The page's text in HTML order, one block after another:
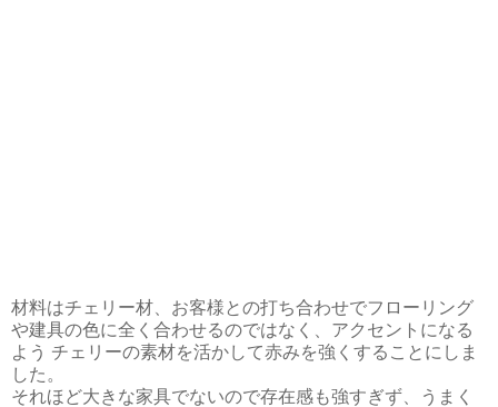
材料はチェリー材、お客様との打ち合わせでフローリング
や建具の色に全く合わせるのではなく、アクセントになる
よう チェリーの素材を活かして赤みを強くすることにしま
した。
それほど大きな家具でないので存在感も強すぎず、うまく